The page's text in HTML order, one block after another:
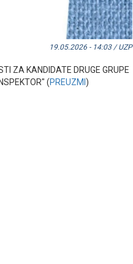
19.05.2026 - 14:03 / UZP
ZA KANDIDATE DRUGE GRUPE
(PREUZMI )